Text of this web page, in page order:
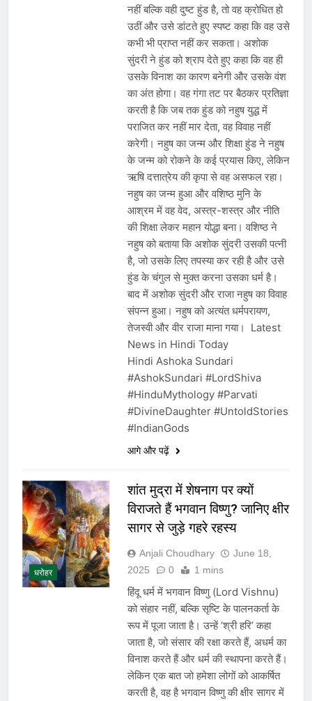
नहीं बल्कि वही दुष्ट हुंड है, तो वह क्रोधित हो
उठीं और उसे डांटते हुए स्पष्ट कहा कि वह उसे
कभी भी प्राप्त नहीं कर सकता। अशोक
सुंदरी ने हुंड को श्राप देते हुए कहा कि वह ही
उसके विनाश का कारण बनेगी और उसके वंश
का अंत होगा। वह गंगा तट पर बैठकर प्रतिज्ञा
करती है कि जब तक हुंड को नहुष युद्ध में
पराजित कर नहीं मार देता, वह विवाह नहीं
करेगी। नहुष का जन्म और शिक्षा हुंड ने नहुष
के जन्म को रोकने के कई प्रयास किए, लेकिन
ऋषि दत्तात्रेय की कृपा से वह असफल रहा।
नहुष का जन्म हुआ और वशिष्ठ मुनि के
आश्रम में वह वेद, अस्त्र-शस्त्र और नीति
की शिक्षा लेकर महान योद्धा बना। वशिष्ठ ने
नहुष को बताया कि अशोक सुंदरी उसकी पत्नी
है, जो उसके लिए तपस्या कर रही है और उसे
हुंड के चंगुल से मुक्त करना उसका धर्म है।
बाद में अशोक सुंदरी और राजा नहुष का विवाह
संपन्न हुआ। नहुष को अत्यंत धर्मपरायण,
तेजस्वी और वीर राजा माना गया। Latest
News in Hindi Today
Hindi Ashoka Sundari
#AshokSundari #LordShiva
#HinduMythology #Parvati
#DivineDaughter #UntoldStories
#IndianGods
आगे और पढ़ें
धरोहर
शांत मुद्रा में शेषनाग पर क्यों
विराजते हैं भगवान विष्णु? जानिए क्षीर
सागर से जुड़े गहरे रहस्य
Anjali Choudhary
June 18,
2025
0 1 mins
हिंदू धर्म में भगवान विष्णु (Lord Vishnu)
को संहार नहीं, बल्कि सृष्टि के पालनकर्ता के
रूप में पूजा जाता है। उन्हें ‘श्री हरि’ कहा
जाता है, जो संसार की रक्षा करते हैं, अधर्म का
विनाश करते हैं और धर्म की स्थापना करते हैं।
लेकिन एक बात जो हमेशा लोगों को आकर्षित
करती है, वह है भगवान विष्णु की क्षीर सागर में